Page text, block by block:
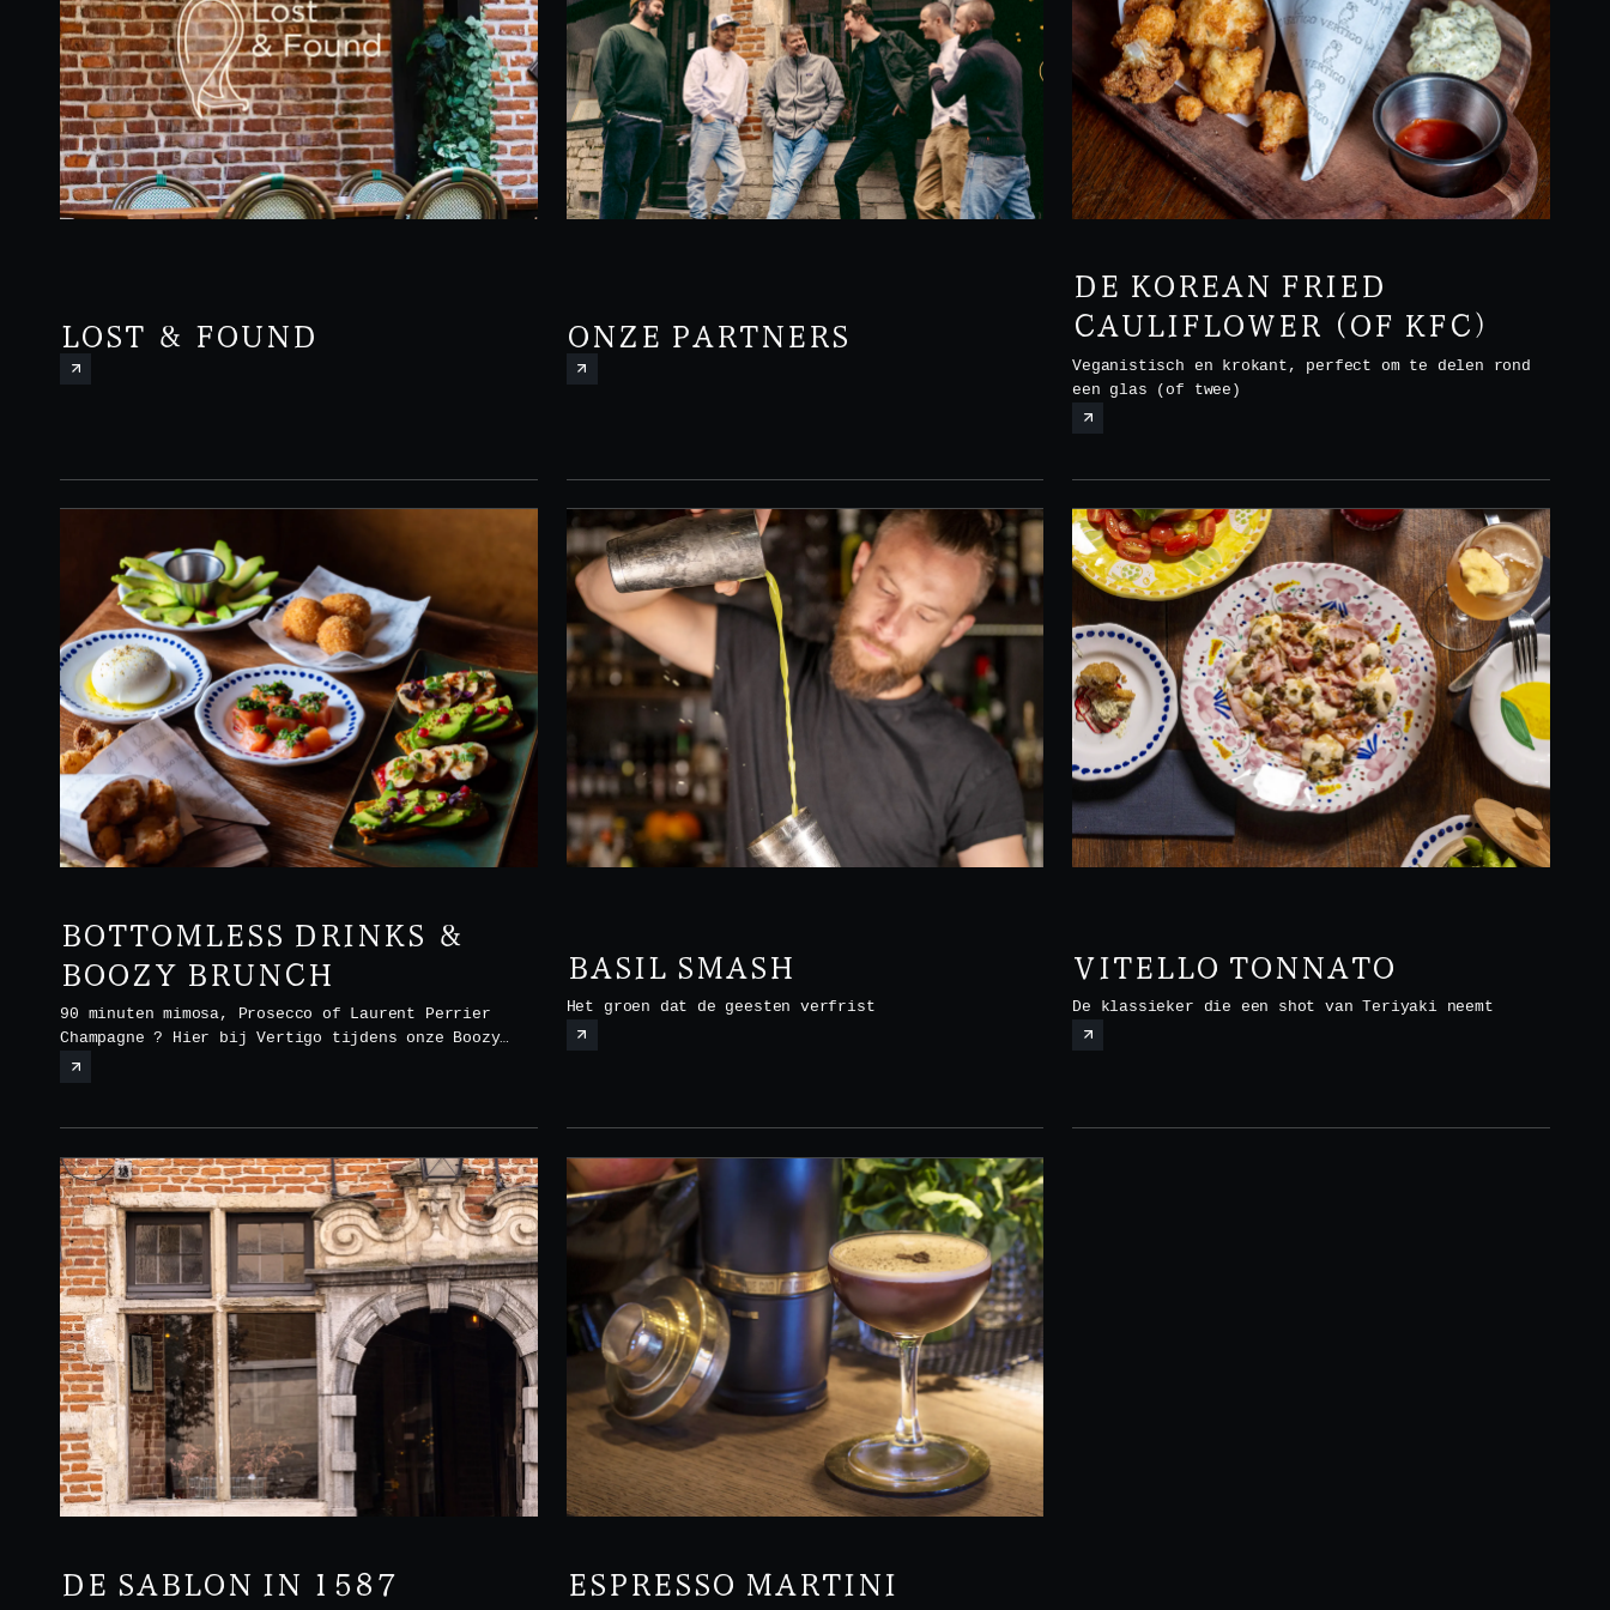
LOST & FOUND ONZE PARTNERS
DE KOREAN FRIED
CAULIFLOWER (OF KFC)
Veganistisch en krokant, perfect om te delen rond
een glas (of twee)
BOTTOMLESS DRINKS &
BOOZY BRUNCH
90 minuten mimosa, Prosecco of Laurent Perrier
Champagne ? Hier bij Vertigo tijdens onze Boozy
Brunch elke zaterdag en zondag van 12.00 tot 15.00
BASIL SMASH
Het groen dat de geesten verfrist
VITELLO TONNATO
De klassieker die een shot van Teriyaki neemt
DE SABLON IN 1587 ESPRESSO MARTINI